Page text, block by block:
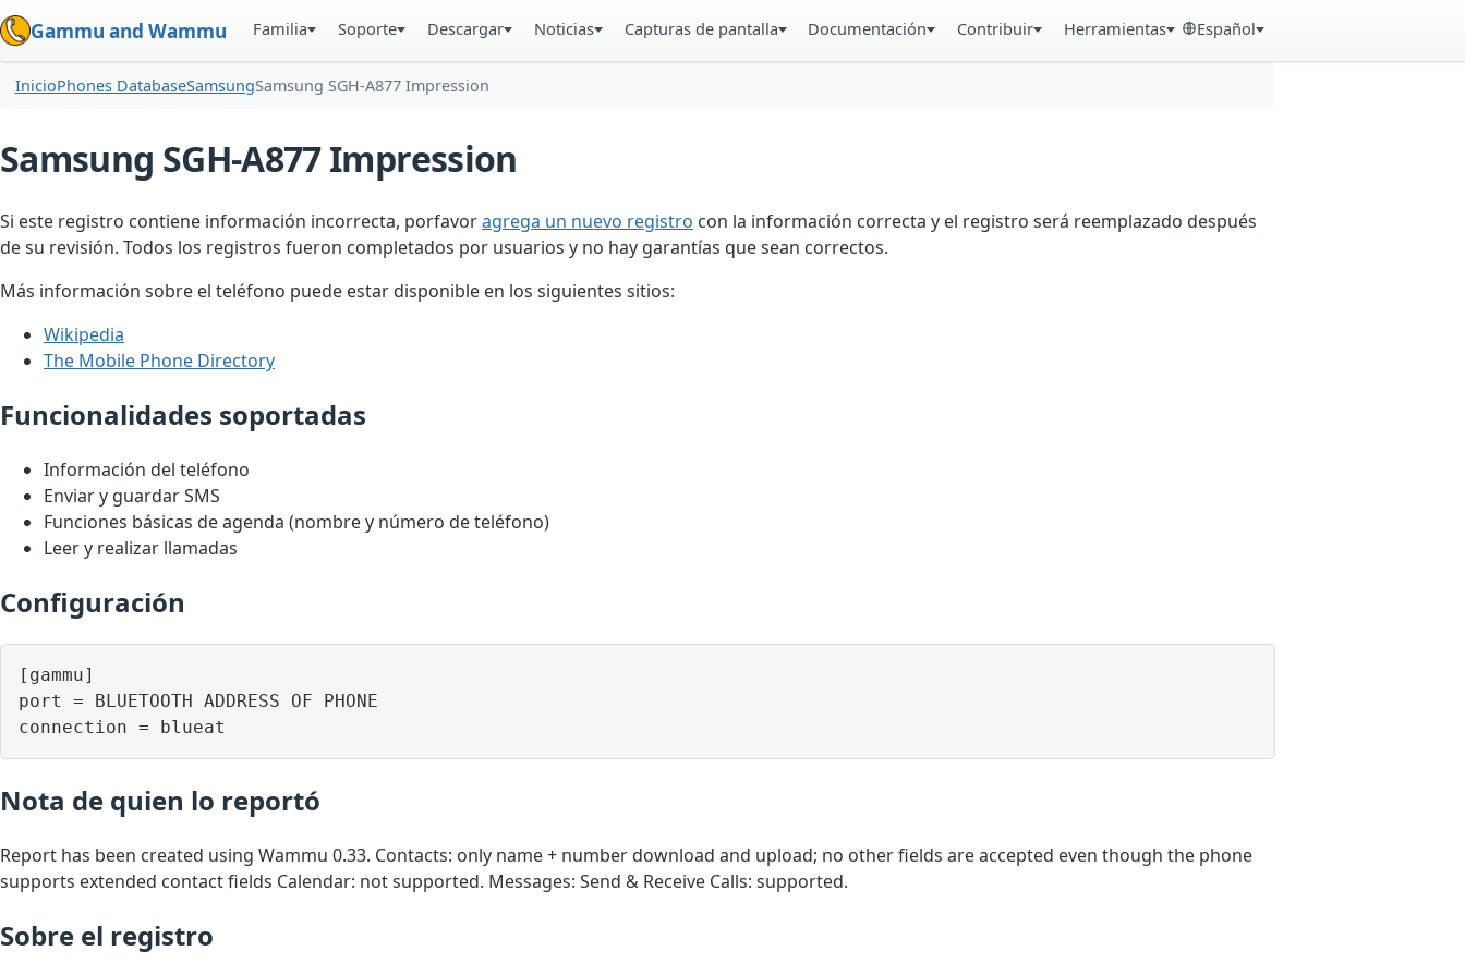
Gammu and Wammu Familia Soporte Descargar Noticias Capturas de pantalla Documentación Contribuir Herramientas Español
InicioPhones DatabaseSamsungSamsung SGH-A877 Impression
Samsung SGH-A877 Impression
Si este registro contiene información incorrecta, porfavoragrega un nuevo registro con la información correcta y el registro será reemplazado después
de su revisión. Todos los registros fueron completados por usuarios y no hay garantías que sean correctos.
Más información sobre el teléfono puede estar disponible en los siguientes sitios:
Wikipedia
The Mobile Phone Directory
Funcionalidades soportadas
Información del teléfono
Enviar y guardar SMS
Funciones básicas de agenda (nombre y número de teléfono)
Leer y realizar llamadas
Configuración
[gammu]
port = BLUETOOTH ADDRESS OF PHONE
Nota de quien lo reportó
Report has been created using Wammu 0.33. Contacts: only name + number download and upload; no other fields are accepted even though the phone
supports extended contact fields Calendar: not supported. Messages: Send & Receive Calls: supported.
Sobre el registro